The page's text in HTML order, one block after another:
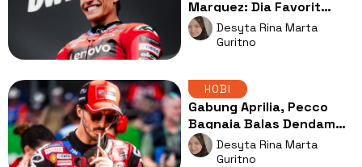
Marquez: Dia Favorit
Juara Dunia Musim Ini
Desyta Rina Marta
Guritno
HOBI
Gabung Aprilia, Pecco
Bagnaia Balas Dendam
pada Marc Marquez dan
Ducati?
Desyta Rina Marta
Guritno